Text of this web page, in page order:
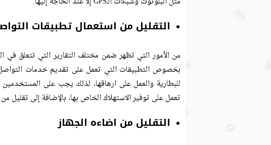
التقليل من استعمال تطبيقات
من الأمور التي تظهر ضمن مختلف التقارير التي تتعلق في
بخصوص التطبيقات التي تعمل على تقديم خدمات
للبطارية والعمل على ارهاقها، لذلك يجب على
تعمل على توفير الاستهلاك الخاص بها، بالإضافة إلى تقليل
التقليل من اضاءه الجهاز